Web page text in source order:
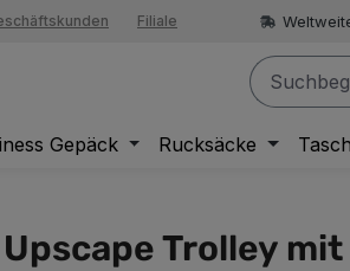
springen
Filiale
Gepäck Rucksäcke
Trolley